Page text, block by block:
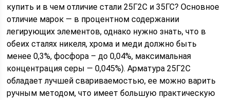
купить и в чем отличие стали 25Г2С и 35ГС? Основное
отличие марок — в процентном содержании
легирующих элементов, однако нужно знать, что в
обеих сталях никеля, хрома и меди должно быть
менее 0,3%, фосфора – до 0,04%, максимальная
концентрация серы — 0,045%). Арматура 25Г2С
обладает лучшей свариваемостью, ее можно варить
ручным методом, что имеет большую практическую